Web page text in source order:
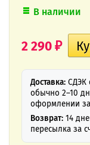
В наличии
2 290 ₽
Доставка: СДЭК
обычно 2–10
оформлении
Возврат: 14
пересылка за